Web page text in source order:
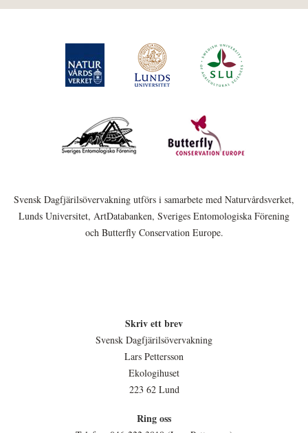
Svensk Dagfjärilsövervakning utförs i samarbete med Naturvårdsverket,
Lunds Universitet, ArtDatabanken, Sveriges Entomologiska Förening
och Butterfly Conservation Europe.
Skriv ett brev
Svensk Dagfjärilsövervakning
Lars Pettersson
Ekologihuset
223 62 Lund
Ring oss